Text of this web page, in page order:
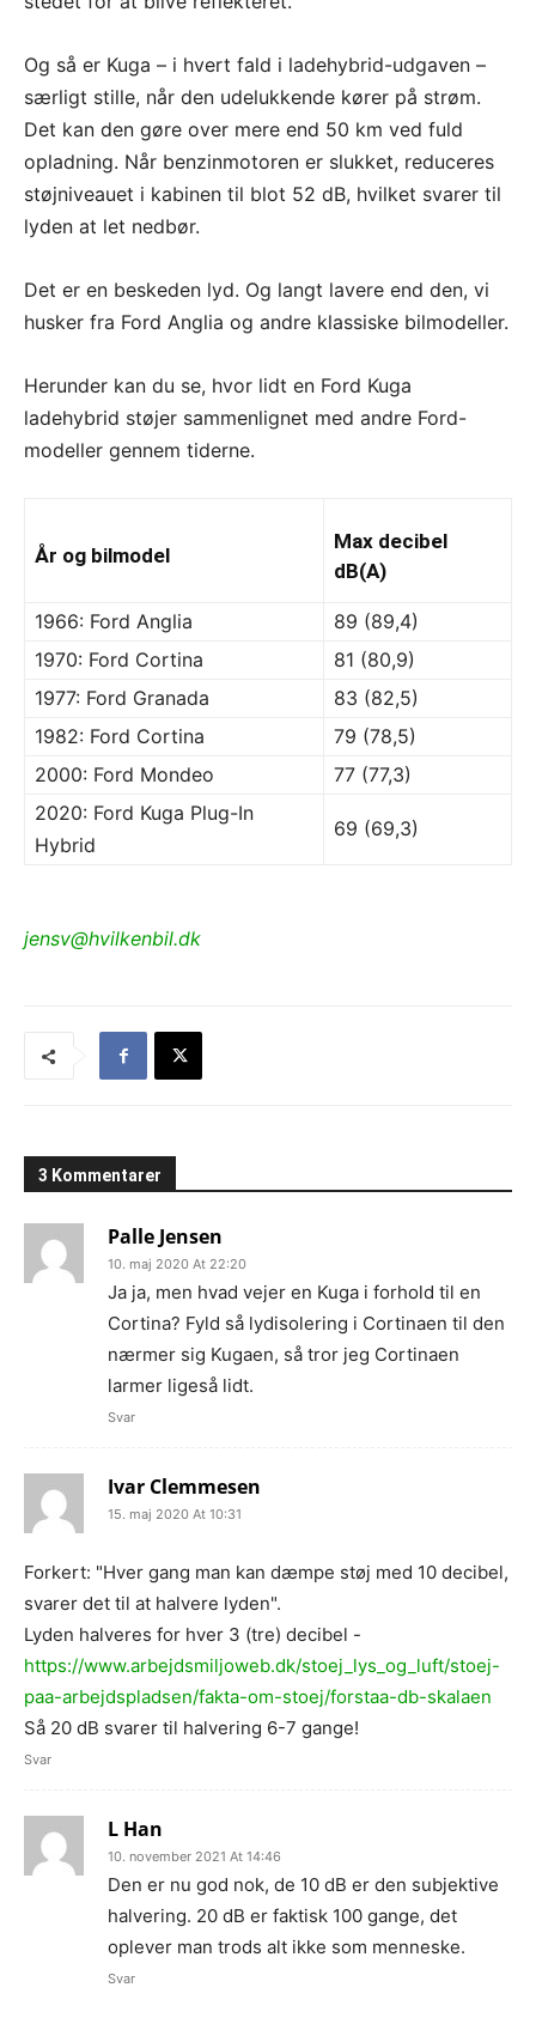
Og så er Kuga – i hvert fald i ladehybrid-udgaven –
særligt stille, når den udelukkende kører på strøm.
Det kan den gøre over mere end 50 km ved fuld
opladning. Når benzinmotoren er slukket, reduceres
støjniveauet i kabinen til blot 52 dB, hvilket svarer til
lyden at let nedbør.
Det er en beskeden lyd. Og langt lavere end den, vi
husker fra Ford Anglia og andre klassiske bilmodeller.
Herunder kan du se, hvor lidt en Ford Kuga
ladehybrid støjer sammenlignet med andre Ford-
modeller gennem tiderne.
År og bilmodel
Max decibel
dB(A)
1966: Ford Anglia
89 (89,4)
1970: Ford Cortina
81 (80,9)
1977: Ford Granada
83 (82,5)
1982: Ford Cortina
79 (78,5)
2000: Ford Mondeo
77 (77,3)
2020: Ford Kuga Plug-In
Hybrid
69 (69,3)
jensv@hvilkenbil.dk
3 Kommentarer
Palle Jensen
10. maj 2020 At 22:20
Ja ja, men hvad vejer en Kuga i forhold til en
Cortina? Fyld så lydisolering i Cortinaen til den
nærmer sig Kugaen, så tror jeg Cortinaen
larmer ligeså lidt.
Svar
Ivar Clemmesen
15. maj 2020 At 10:31
Forkert: "Hver gang man kan dæmpe støj med 10 decibel,
svarer det til at halvere lyden".
Lyden halveres for hver 3 (tre) decibel -
https://www.arbejdsmiljoweb.dk/stoej_lys_og_luft/stoej-
paa-arbejdspladsen/fakta-om-stoej/forstaa-db-skalaen
Så 20 dB svarer til halvering 6-7 gange!
Svar
L Han
10. november 2021 At 14:46
Den er nu god nok, de 10 dB er den subjektive
halvering. 20 dB er faktisk 100 gange, det
oplever man trods alt ikke som menneske.
Svar